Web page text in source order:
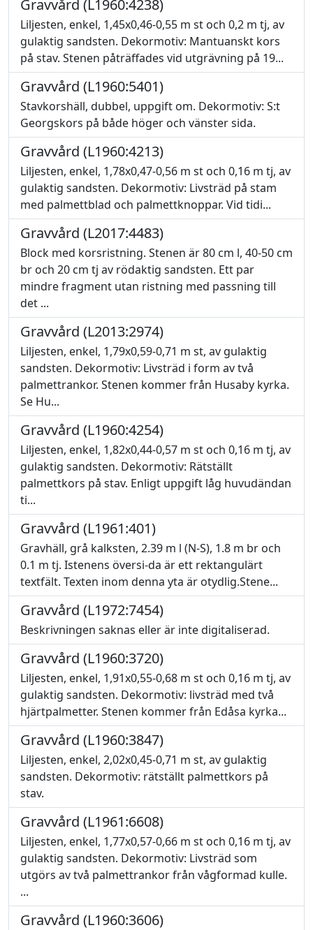
Gravvård (L1960:4238)
Liljesten, enkel, 1,45x0,46-0,55 m st och 0,2 m tj, av
gulaktig sandsten. Dekormotiv: Mantuanskt kors
på stav. Stenen påträffades vid utgrävning på 19...
Gravvård (L1960:5401)
Stavkorshäll, dubbel, uppgift om. Dekormotiv: S:t
Georgskors på både höger och vänster sida.
Gravvård (L1960:4213)
Liljesten, enkel, 1,78x0,47-0,56 m st och 0,16 m tj, av
gulaktig sandsten. Dekormotiv: Livsträd på stam
med palmettblad och palmettknoppar. Vid tidi...
Gravvård (L2017:4483)
Block med korsristning. Stenen är 80 cm l, 40-50 cm
br och 20 cm tj av rödaktig sandsten. Ett par
mindre fragment utan ristning med passning till
det ...
Gravvård (L2013:2974)
Liljesten, enkel, 1,79x0,59-0,71 m st, av gulaktig
sandsten. Dekormotiv: Livsträd i form av två
palmettrankor. Stenen kommer från Husaby kyrka.
Se Hu...
Gravvård (L1960:4254)
Liljesten, enkel, 1,82x0,44-0,57 m st och 0,16 m tj, av
gulaktig sandsten. Dekormotiv: Rätställt
palmettkors på stav. Enligt uppgift låg huvudändan
ti...
Gravvård (L1961:401)
Gravhäll, grå kalksten, 2.39 m l (N-S), 1.8 m br och
0.1 m tj. Istenens översi-da är ett rektangulärt
textfält. Texten inom denna yta är otydlig.Stene...
Gravvård (L1972:7454)
Beskrivningen saknas eller är inte digitaliserad.
Gravvård (L1960:3720)
Liljesten, enkel, 1,91x0,55-0,68 m st och 0,16 m tj, av
gulaktig sandsten. Dekormotiv: livsträd med två
hjärtpalmetter. Stenen kommer från Edåsa kyrka...
Gravvård (L1960:3847)
Liljesten, enkel, 2,02x0,45-0,71 m st, av gulaktig
sandsten. Dekormotiv: rätställt palmettkors på
stav.
Gravvård (L1961:6608)
Liljesten, enkel, 1,77x0,57-0,66 m st och 0,16 m tj, av
gulaktig sandsten. Dekormotiv: Livsträd som
utgörs av två palmettrankor från vågformad kulle.
...
Gravvård (L1960:3606)